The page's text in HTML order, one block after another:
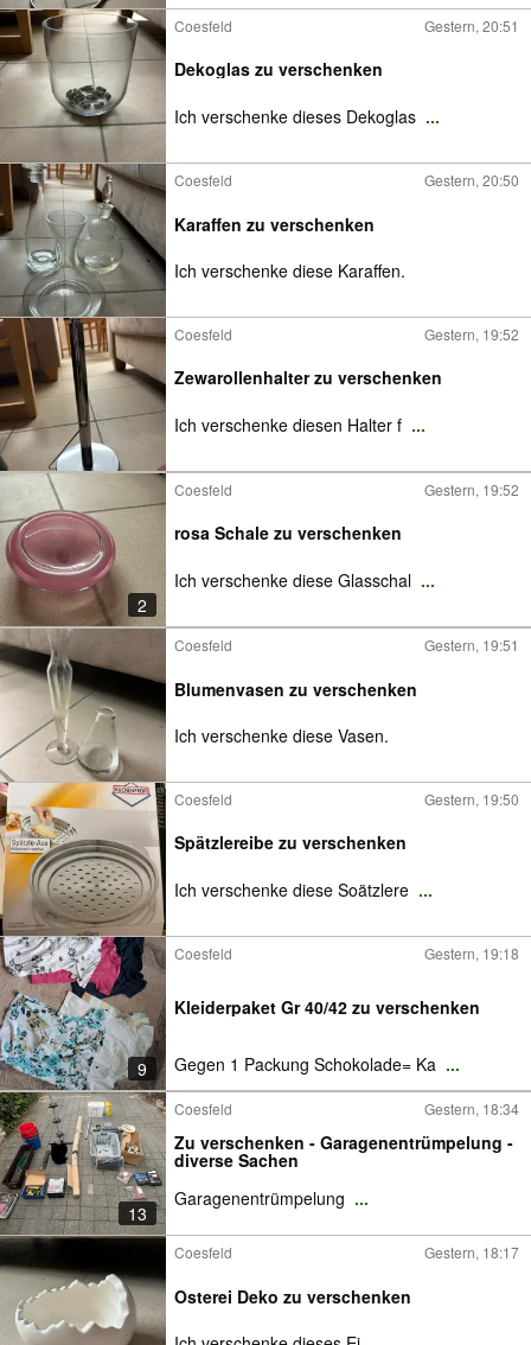
Coesfeld Gestern, 20:51
Dekoglas zu verschenken
Ich verschenke dieses Dekoglas ...
Coesfeld Gestern, 20:50
Karaffen zu verschenken
Ich verschenke diese Karaffen.
Coesfeld Gestern, 19:52
Zewarollenhalter zu verschenken
Ich verschenke diesen Halter f ...
2
Coesfeld Gestern, 19:52
rosa Schale zu verschenken
Ich verschenke diese Glasschal ...
Coesfeld Gestern, 19:51
Blumenvasen zu verschenken
Ich verschenke diese Vasen.
Coesfeld Gestern, 19:50
Spätzlereibe zu verschenken
Ich verschenke diese Soätzlere ...
9
Coesfeld Gestern, 19:18
Kleiderpaket Gr 40/42 zu verschenken
Gegen 1 Packung Schokolade= Ka ...
13
Coesfeld Gestern, 18:34
Zu verschenken - Garagenentrümpelung -
diverse Sachen
Garagenentrümpelung ...
Coesfeld Gestern, 18:17
Osterei Deko zu verschenken